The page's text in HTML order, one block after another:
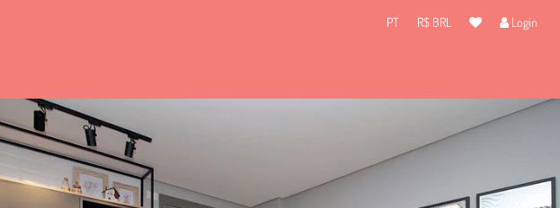
PT R$ BRL Login